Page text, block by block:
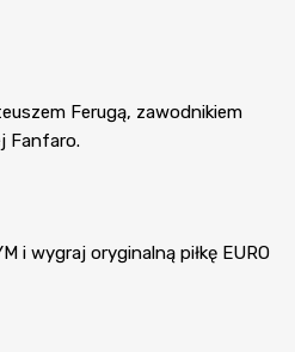
Ferugą, zawodnikiem
Fanfaro.
i wygraj oryginalną piłkę EURO